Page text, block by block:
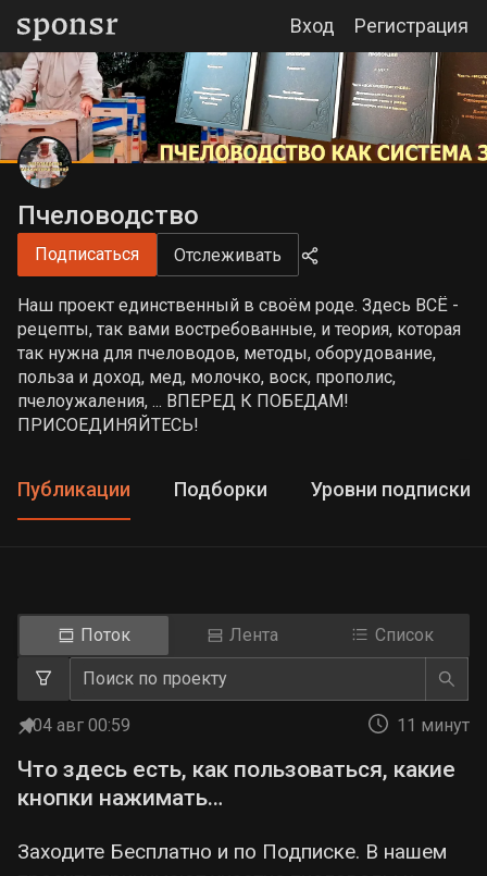
Вход Регистрация
Пчеловодство
Подписаться Отслеживать
Наш проект единственный в своём роде. Здесь ВСЁ -
рецепты, так вами востребованные, и теория, которая
так нужна для пчеловодов, методы, оборудование,
польза и доход, мед, молочко, воск, прополис,
пчелоужаления, ... ВПЕРЕД К ПОБЕДАМ!
ПРИСОЕДИНЯЙТЕСЬ!
Публикации Подборки Уровни подписки
Поток Лента Список
04 авг 00:59 11 минут
Что здесь есть, как пользоваться, какие
кнопки нажимать…
Заходите Бесплатно и по Подписке. В нашем